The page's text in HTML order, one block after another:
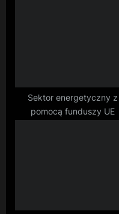
Sektor energetyczny z
pomocą funduszy UE